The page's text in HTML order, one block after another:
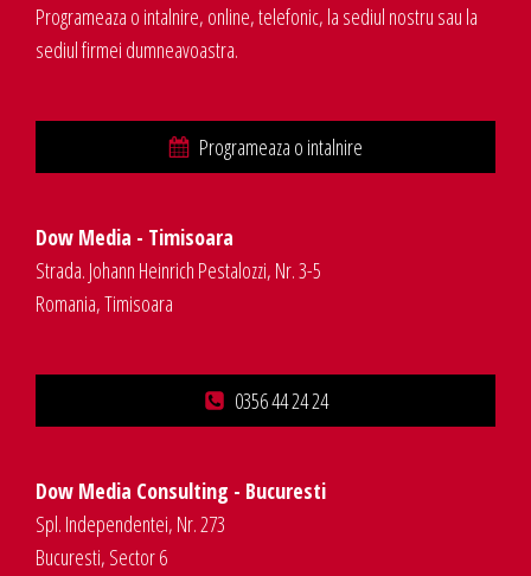
Programeaza o intalnire, online, telefonic, la sediul nostru sau la
sediul firmei dumneavoastra.
Programeaza o intalnire
Dow Media - Timisoara
Strada. Johann Heinrich Pestalozzi, Nr. 3-5
Romania, Timisoara
0356 44 24 24
Dow Media Consulting - Bucuresti
Spl. Independentei, Nr. 273
Bucuresti, Sector 6